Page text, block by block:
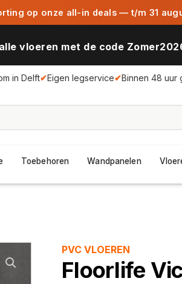
op onze all-in deals — t/m 31
vloeren met de code
in Delft✔Eigen legservice✔Binnen 48 uur
Toebehoren Wandpanelen
PVC VLOEREN
Floorlife